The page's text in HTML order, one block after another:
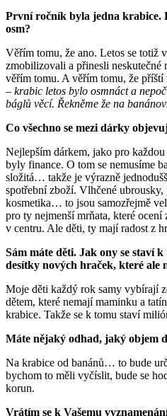
První ročník byla jedna krabice.
osm?
Věřím tomu, že ano. Letos se totiž
zmobilizovali a přinesli neskutečné
věřím tomu. A věřím tomu, že příští
– krabic letos bylo osmnáct a
báglů věcí. Řekněme že na
Co všechno se mezi dárky
Nejlepším dárkem, jako pro
byly finance. O tom se nemusíme
složitá… takže je výrazně
spotřební zboží. Vlhčené
kosmetika… to jsou samozřejmě
pro ty nejmenší mrňata, které ocení
v centru. Ale děti, ty mají radost z
Sám máte děti. Jak ony se staví
desítky nových hraček, které ale
Moje děti každý rok samy vybírají
dětem, které nemají maminku a
krabice. Takže se k tomu staví
Máte nějaký odhad, jaký objem
Na krabice od banánů… to bude
bychom to měli vyčíslit, bude se
korun.
Vrátím se k Vašemu